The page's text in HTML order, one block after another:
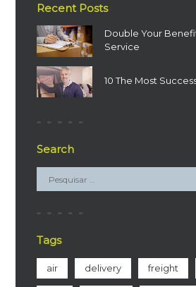
Recent Posts
Double Your
Service
10 The Most
Search
Tags
air delivery freight